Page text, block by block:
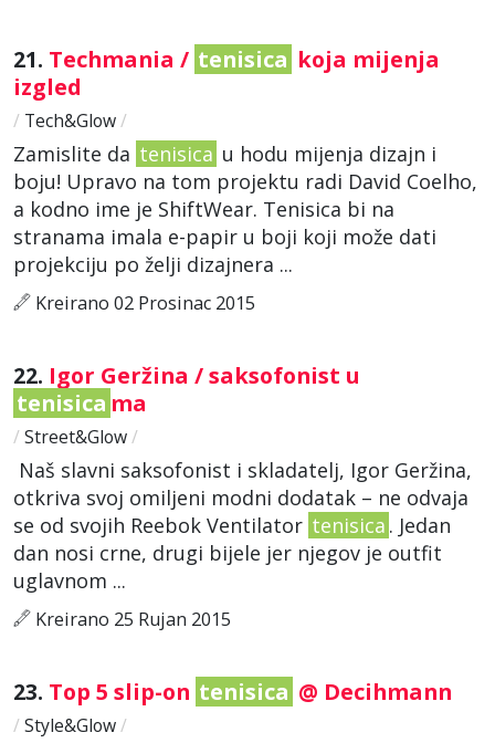
21. Techmania / tenisica koja mijenja
izgled
/ Tech&Glow/
Zamislite da tenisica u hodu mijenja dizajn i
boju! Upravo na tom projektu radi David Coelho,
a kodno ime je ShiftWear. Tenisica bi na
stranama imala e-papir u boji koji može dati
projekciju po želji dizajnera ...
Kreirano 02 Prosinac 2015
22. Igor Geržina / saksofonist u
tenisica ma
/ Street&Glow/
Naš slavni saksofonist i skladatelj, Igor Geržina,
otkriva svoj omiljeni modni dodatak – ne odvaja
se od svojih Reebok Ventilator tenisica . Jedan
dan nosi crne, drugi bijele jer njegov je outfit
uglavnom ...
Kreirano 25 Rujan 2015
23. Top 5 slip-on tenisica @ Decihmann
/ Style&Glow/